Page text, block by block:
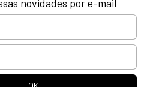
novidades por e-mail